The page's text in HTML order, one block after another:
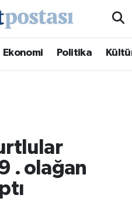
Ekonomi Politika
. olağan
ve Fikstür